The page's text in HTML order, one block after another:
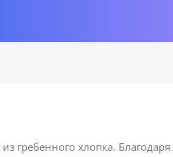
гребенного хлопка.